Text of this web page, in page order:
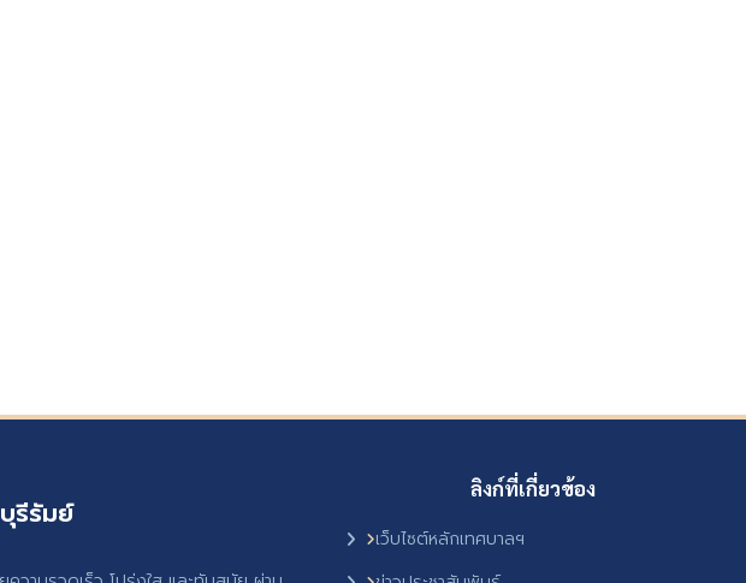
รีรัมย์
ลิงก์ที่เกี่ยวข้อง
เว็บไซต์หลักเทศบาลฯ